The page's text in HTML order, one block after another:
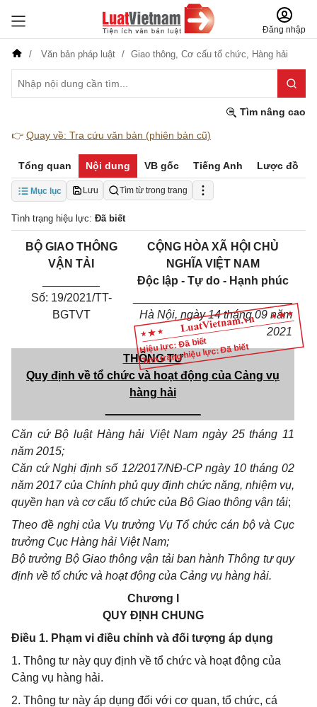
Đăng nhập
Văn bản pháp luật Giao thông, Cơ cấu tổ chức, Hàng hải
Tìm nâng cao
👉 Quay về: Tra cứu văn bản (phiên bản cũ)
Tổng quan Nội dung VB gốc Tiếng Anh Lược đồ
Mục lục Lưu Tìm từ trong trang
Tình trạng hiệu lực: Đã biết
Hiệu lực: Đã biết
Tình trạng hiệu lực: Đã biết
BỘ GIAO THÔNG
VẬN TẢI
Số: 19/2021/TT-
BGTVT
CỘNG HÒA XÃ HỘI CHỦ
NGHĨA VIỆT NAM
Độc lập - Tự do - Hạnh phúc
Hà Nội, ngày 14 tháng 09 năm
2021
THÔNG TƯ
Quy định về tổ chức và hoạt động của Cảng vụ
hàng hải
Căn cứ Bộ luật Hàng hải Việt Nam ngày 25 tháng 11
năm 2015;
Căn cứ Nghị định số 12/2017/NĐ-CP ngày 10 tháng 02
năm 2017 của Chính phủ quy định chức năng, nhiệm vụ,
quyền hạn và cơ cấu tổ chức của Bộ Giao thông vận tải;
Theo đề nghị của Vụ trưởng Vụ Tổ chức cán bộ và Cục
trưởng Cục Hàng hải Việt Nam;
Bộ trưởng Bộ Giao thông vận tải ban hành Thông tư quy
định về tổ chức và hoạt động của Cảng vụ hàng hải.
Chương I
QUY ĐỊNH CHUNG
Điều 1. Phạm vi điều chỉnh và đối tượng áp dụng
1. Thông tư này quy định về tổ chức và hoạt động của
Cảng vụ hàng hải.
2. Thông tư này áp dụng đối với cơ quan, tổ chức, cá